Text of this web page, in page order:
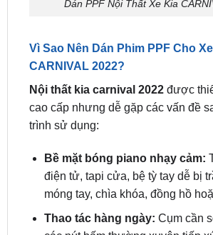
Vì Sao Nên Dán Phim PPF Cho
Nội thất kia carnival 2022được
cao cấp nhưng dễ gặp các vấn đề
trình sử dụng:
Bề mặt bóng piano nhạy cảm:
móng tay, chìa khóa, đồng hồ
Thao tác hàng ngày:Cụm cần
các nút bấm thường xuyên tiếp
xước bề mặt.